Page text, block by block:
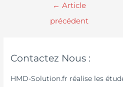
← Article
précédent
Contactez Nous :
HMD-Solution.fr réalise les